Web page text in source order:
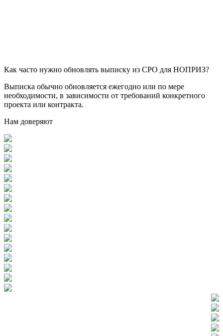
Как часто нужно обновлять выписку из СРО для НОПРИЗ?
Выписка обычно обновляется ежегодно или по мере
необходимости, в зависимости от требований конкретного
проекта или контракта.
Нам доверяют